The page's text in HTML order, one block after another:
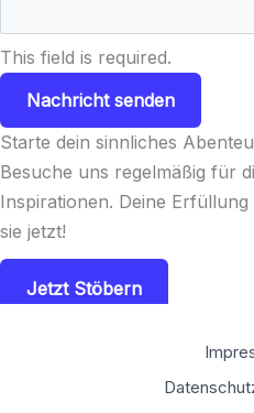
This field is required.
Nachricht senden
Starte dein sinnliches
Besuche uns regelmäßig für
Inspirationen. Deine
sie jetzt!
Jetzt Stöbern